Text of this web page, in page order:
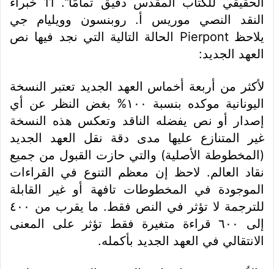
النقد النصي موريس أ. روبنسون وويليام جي
يلاحظ Pierpont الحالة التالية التي نجد فيها نص
العهد الجديد:
لأكثر من أربعة أخماس العهد الجديد تعتبر النسخة
اليونانية موكده بنسبة ١٠٠% بغض النظر عن أي
إصدار أو نص يفضله الناقد وتعكس هذه النسخة
غير المتنازع عليها مدى دقة نقل العهد الجديد
(المخطوطة الأصلية) والتي حازت القبول من جميع
نقاد العالم. لاحظ إن معظم التنوع في القراءات
الموجودة في المخطوطات تافهة أو غير القابلة
للترجمة لا تؤثر في النص فقط. ما يقرب من ٤٠٠
إلى ٦٠٠ قراءة متغيرة فقط تؤثر على المعنى
الانتقالي في العهد الجديد بأكمله.